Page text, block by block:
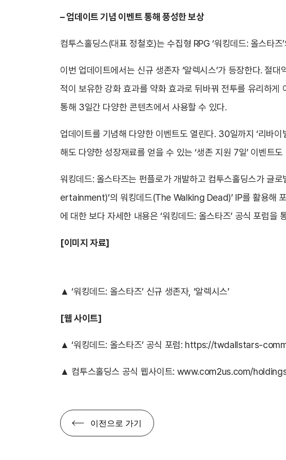
– 업데이트 기념 이벤트 통해 풍성한 보상
컴투스홀딩스(대표 정철호)는 수집형 RPG ‘워킹데드: 올스타
이번 업데이트에서는 신규 생존자 ‘알렉시스’가 등장한다. 절
적이 보유한 강화 효과를 약화 효과로 뒤바꿔 전투를 유리하게
통해 3일간 다양한 콘텐츠에서 사용할 수 있다.
업데이트를 기념해 다양한 이벤트도 열린다. 30일까지 ‘리바이
해도 다양한 성장재료를 얻을 수 있는 ‘생존 지원 7일’ 이벤트
워킹데드: 올스타즈는 펀플로가 개발하고 컴투스홀딩스가 글
ertainment)’의 워킹데드(The Walking Dead)’ IP를 활용해
에 대한 보다 자세한 내용은 ‘워킹데드: 올스타즈’ 공식 포럼을
[이미지 자료]
▲ ‘워킹데드: 올스타즈’ 신규 생존자, ‘알렉시스’
[웹 사이트]
▲ ‘워킹데드: 올스타즈’ 공식 포럼: https://twdallstars-
▲ 컴투스홀딩스 공식 웹사이트: www.com2us.com/
이전으로 가기